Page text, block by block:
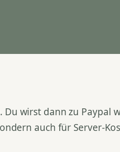
wirst dann zu Paypal
auch für Server-